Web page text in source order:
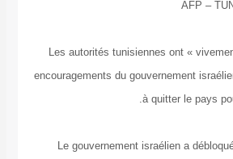
Les autorités
encouragements du
à
Le gouvernement